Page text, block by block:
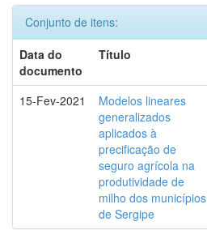
Conjunto de itens:
Data do
documento
Título
15-Fev-2021
Modelos lineares
generalizados
aplicados à
precificação de
seguro agrícola na
produtividade de
milho dos municípios
de Sergipe